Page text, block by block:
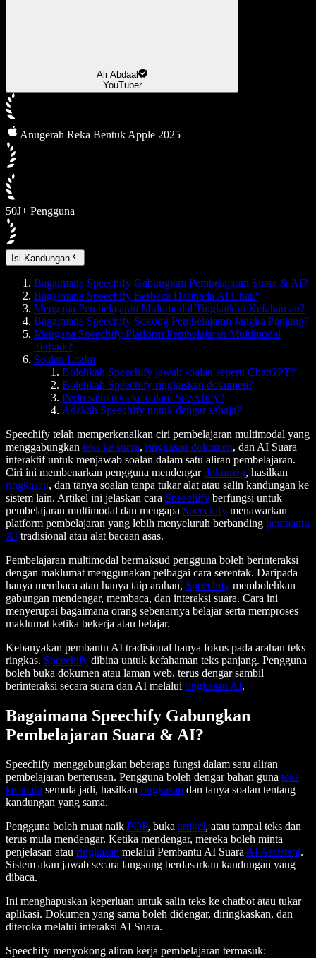
Ali Abdaal
YouTuber
Anugerah Reka Bentuk Apple 2025
50J+ Pengguna
Isi Kandungan
Bagaimana Speechify Gabungkan Pembelajaran Suara & AI?
Bagaimana Speechify Berbeza Daripada AI Chat?
Mengapa Pembelajaran Multimodal Tingkatkan Kefahaman?
Bagaimana Speechify Sokong Pembelajaran Jangka Panjang?
Mengapa Speechify Platform Pembelajaran Multimodal
Terbaik?
Soalan Lazim
Bolehkah Speechify jawab soalan seperti ChatGPT?
Bolehkah Speechify ringkaskan dokumen?
Perlu salin teks ke dalam Speechify?
Adakah Speechify untuk dengar sahaja?
Speechify telah memperkenalkan ciri pembelajaran multimodal yang
menggabungkan teks ke suara, ringkasan dokumen, dan AI Suara
interaktif untuk menjawab soalan dalam satu aliran pembelajaran.
Ciri ini membenarkan pengguna mendengardokumen, hasilkan
ringkasan, dan tanya soalan tanpa tukar alat atau salin kandungan ke
sistem lain. Artikel ini jelaskan cara Speechify berfungsi untuk
pembelajaran multimodal dan mengapa Speechify menawarkan
platform pembelajaran yang lebih menyeluruh berbanding pembantu
AI tradisional atau alat bacaan asas.
Pembelajaran multimodal bermaksud pengguna boleh berinteraksi
dengan maklumat menggunakan pelbagai cara serentak. Daripada
hanya membaca atau hanya taip arahan, Speechify membolehkan
gabungan mendengar, membaca, dan interaksi suara. Cara ini
menyerupai bagaimana orang sebenarnya belajar serta memproses
maklumat ketika bekerja atau belajar.
Kebanyakan pembantu AI tradisional hanya fokus pada arahan teks
ringkas. Speechify dibina untuk kefahaman teks panjang. Pengguna
boleh buka dokumen atau laman web, terus dengar sambil
berinteraksi secara suara dan AI melalui ringkasan AI.
Bagaimana Speechify Gabungkan
Pembelajaran Suara & AI?
Speechify menggabungkan beberapa fungsi dalam satu aliran
pembelajaran berterusan. Pengguna boleh dengar bahan guna teks
ke suara semula jadi, hasilkan ringkasan dan tanya soalan tentang
kandungan yang sama.
Pengguna boleh muat naik PDF, buka artikel, atau tampal teks dan
terus mula mendengar. Ketika mendengar, mereka boleh minta
penjelasan atau ringkasan melalui Pembantu AI SuaraAI Assistant.
Sistem akan jawab secara langsung berdasarkan kandungan yang
dibaca.
Ini menghapuskan keperluan untuk salin teks ke chatbot atau tukar
aplikasi. Dokumen yang sama boleh didengar, diringkaskan, dan
diteroka melalui interaksi AI Suara.
Speechify menyokong aliran kerja pembelajaran termasuk: